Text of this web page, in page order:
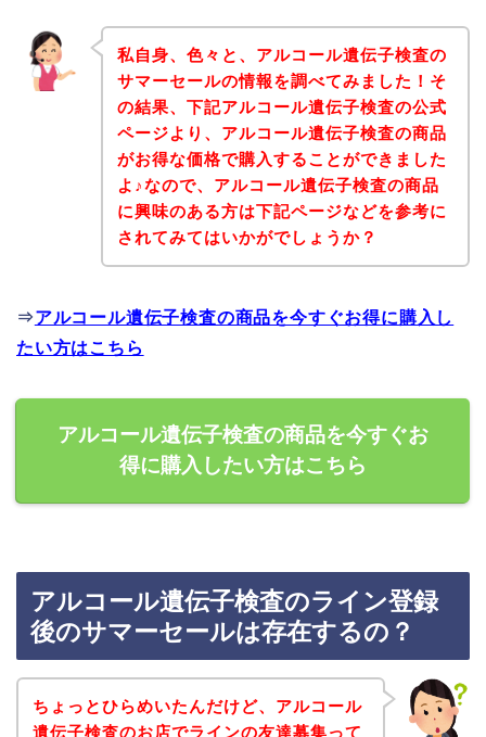
私自身、色々と、アルコール遺伝子検査の
サマーセールの情報を調べてみました！そ
の結果、下記アルコール遺伝子検査の公式
ページより、アルコール遺伝子検査の商品
がお得な価格で購入することができました
よ♪なので、アルコール遺伝子検査の商品
に興味のある方は下記ページなどを参考に
されてみてはいかがでしょうか？
⇒アルコール遺伝子検査の商品を今すぐお得に購入し
たい方はこちら
アルコール遺伝子検査の商品を今すぐお
得に購入したい方はこちら
アルコール遺伝子検査のライン登録
後のサマーセールは存在するの？
ちょっとひらめいたんだけど、アルコール
遺伝子検査のお店でラインの友達募集って